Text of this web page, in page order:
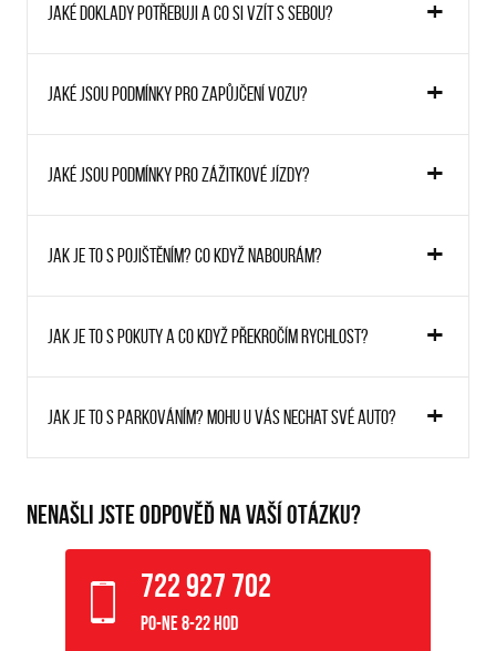
Jaké doklady potřebuji a co si vzít s sebou?
Jaké jsou podmínky pro zapůjčení vozu?
Jaké jsou podmínky pro zážitkové jízdy?
Jak je to s pojištěním? Co když nabourám?
Jak je to s pokuty a co když překročím rychlost?
Jak je to s parkováním? Mohu u vás nechat své auto?
NENAŠLI JSTE ODPOVĚĎ NA VAŠÍ OTÁZKU?
722 927 702
Po-Ne 8-22 hod